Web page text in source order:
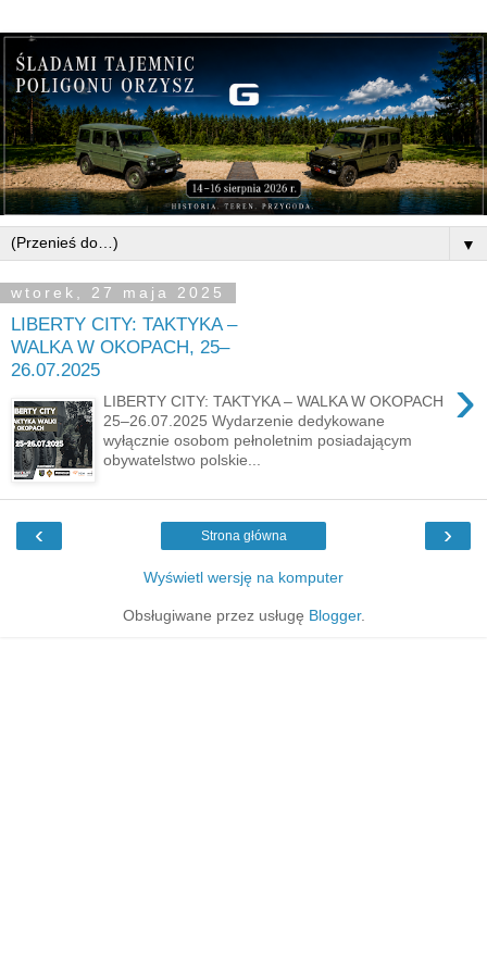
▼
wtorek, 27 maja 2025
LIBERTY CITY: TAKTYKA –
WALKA W OKOPACH, 25–
26.07.2025
›
LIBERTY CITY: TAKTYKA – WALKA W OKOPACH
25–26.07.2025 Wydarzenie dedykowane
wyłącznie osobom pełnoletnim posiadającym
obywatelstwo polskie...
‹ ›
Strona główna
Wyświetl wersję na komputer
Obsługiwane przez usługę Blogger.